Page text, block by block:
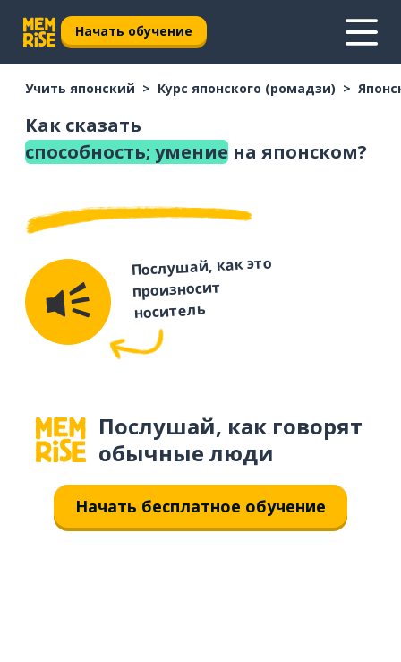
Начать обучение
Учить японский Курс японского (ромадзи)
Как сказать
способность; умение на японском?
Послушай, как это
произносит
носитель
Послушай, как говорят
обычные люди
Начать бесплатное обучение